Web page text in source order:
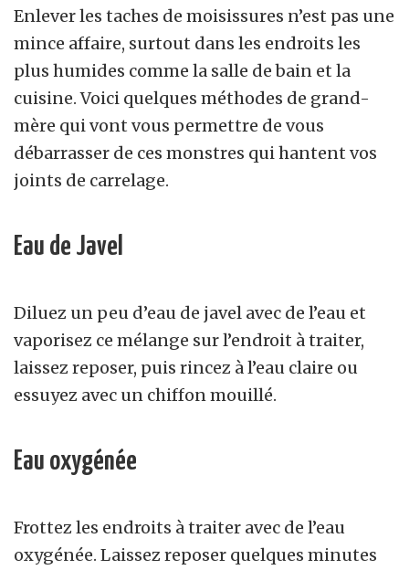
Enlever les taches de moisissures n’est pas une
mince affaire, surtout dans les endroits les
plus humides comme la salle de bain et la
cuisine. Voici quelques méthodes de grand-
mère qui vont vous permettre de vous
débarrasser de ces monstres qui hantent vos
joints de carrelage.
Eau de Javel
Diluez un peu d’eau de javel avec de l’eau et
vaporisez ce mélange sur l’endroit à traiter,
laissez reposer, puis rincez à l’eau claire ou
essuyez avec un chiffon mouillé.
Eau oxygénée
Frottez les endroits à traiter avec de l’eau
oxygénée. Laissez reposer quelques minutes